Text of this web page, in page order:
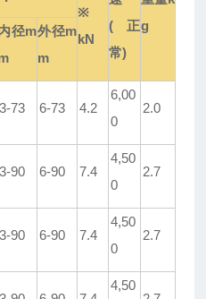
※
kN
( 正
常)
g
径m外径m
m
3-73 6-73 4.2
6,00
0
2.0
3-90 6-90 7.4
4,50
0
2.7
3-90 6-90 7.4
4,50
0
2.7
4,50